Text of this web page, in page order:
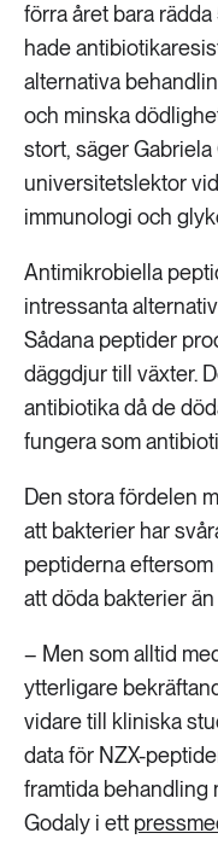
förra året bara
hade
alternativa
och minska
stort, säger Gabriela
universitetslektor
immunologi och
Antimikrobiella
intressanta
Sådana peptider
däggdjur till växter.
antibiotika då de
fungera som
Den stora fördelen
att bakterier har
peptiderna
att döda bakterier
– Men som alltid
ytterligare
vidare till kliniska
data för NZX-
framtida behandling
Godaly i ett